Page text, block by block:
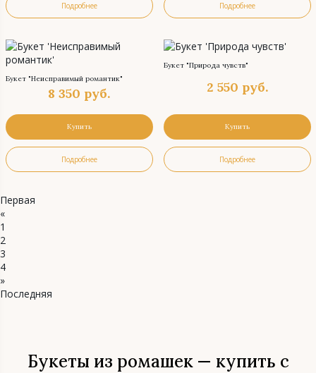
Подробнее Подробнее
Букет "Неисправимый романтик"
8 350 руб.
Купить
Подробнее
Букет "Природа чувств"
2 550 руб.
Купить
Подробнее
Первая
«
1
2
3
4
»
Последняя
Букеты из ромашек — купить с